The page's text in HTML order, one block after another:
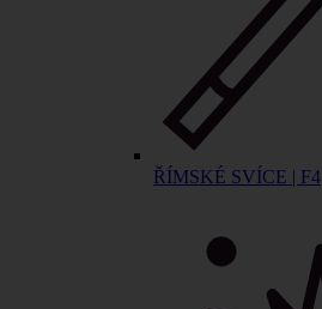
ŘÍMSKÉ SVÍCE | F4